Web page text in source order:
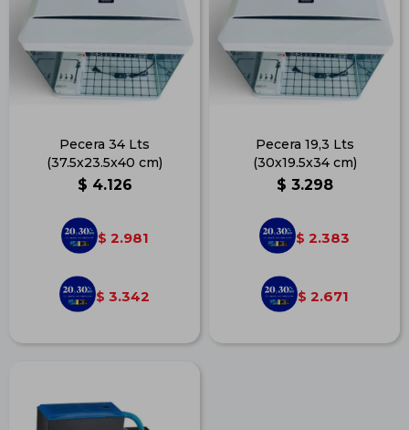
Pecera 34 Lts
(37.5x23.5x40 cm)
$ 4.126
$ 2.981
$ 3.342
Pecera 19,3 Lts
(30x19.5x34 cm)
$ 3.298
$ 2.383
$ 2.671